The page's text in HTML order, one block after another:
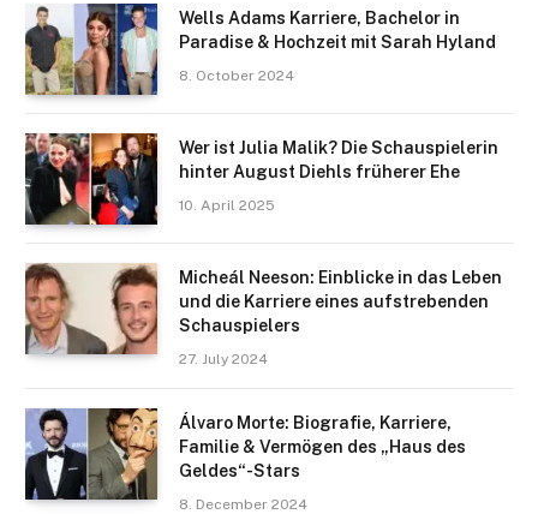
Wells Adams Karriere, Bachelor in
Paradise & Hochzeit mit Sarah Hyland
8. October 2024
Wer ist Julia Malik? Die Schauspielerin
hinter August Diehls früherer Ehe
10. April 2025
Micheál Neeson: Einblicke in das Leben
und die Karriere eines aufstrebenden
Schauspielers
27. July 2024
Álvaro Morte: Biografie, Karriere,
Familie & Vermögen des „Haus des
Geldes“-Stars
8. December 2024